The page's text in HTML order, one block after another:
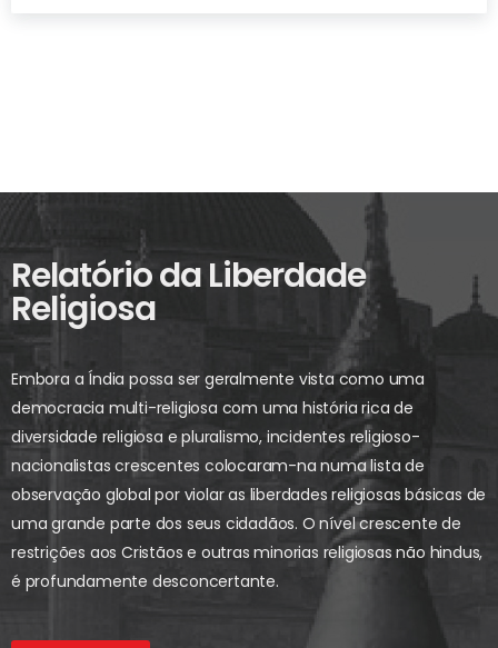
Relatório da Liberdade
Religiosa
Embora a Índia possa ser geralmente vista como uma
democracia multi-religiosa com uma história rica de
diversidade religiosa e pluralismo, incidentes religioso-
nacionalistas crescentes colocaram-na numa lista de
observação global por violar as liberdades religiosas básicas de
uma grande parte dos seus cidadãos. O nível crescente de
restrições aos Cristãos e outras minorias religiosas não hindus,
é profundamente desconcertante.